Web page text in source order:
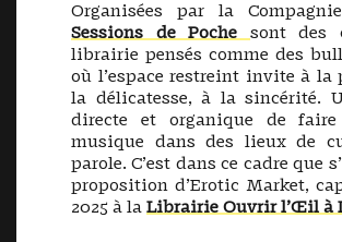
Organisées par la
Sessions de Pochesont des
librairie pensés comme des
où l’espace restreint invite à la
la délicatesse, à la sincérité.
directe et organique de
musique dans des lieux de
parole. C’est dans ce cadre que
proposition d’Erotic Market,
2025 à la Librairie Ouvrir l’Œil à